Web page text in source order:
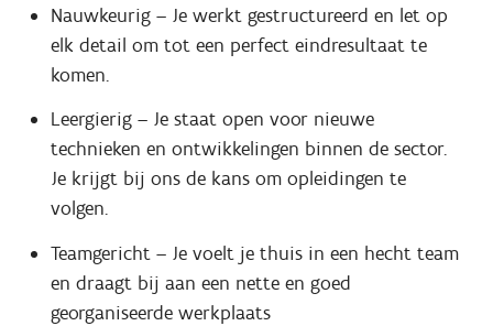
Nauwkeurig – Je werkt gestructureerd en let op
elk detail om tot een perfect eindresultaat te
komen.
Leergierig – Je staat open voor nieuwe
technieken en ontwikkelingen binnen de sector.
Je krijgt bij ons de kans om opleidingen te
volgen.
Teamgericht – Je voelt je thuis in een hecht team
en draagt bij aan een nette en goed
georganiseerde werkplaats